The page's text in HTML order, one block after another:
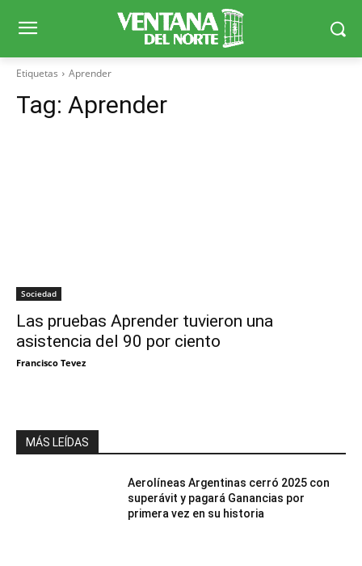
Etiquetas Aprender
Tag: Aprender
Sociedad
Las pruebas Aprender tuvieron una
asistencia del 90 por ciento
Francisco Tevez
MÁS LEÍDAS
Aerolíneas Argentinas cerró 2025 con
superávit y pagará Ganancias por
primera vez en su historia